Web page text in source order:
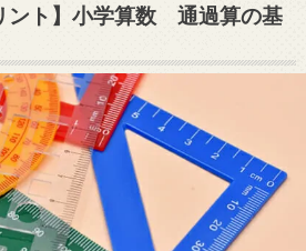
ント】小学算数 通過算の基